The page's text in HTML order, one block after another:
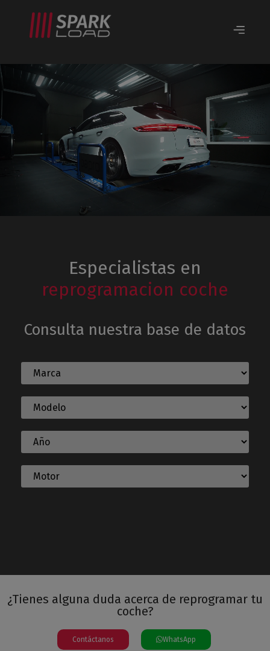
Especialistas en
reprogramacion coche
Consulta nuestra base de datos
¿Tienes alguna duda acerca de reprogramar tu
coche?
Contáctanos WhatsApp